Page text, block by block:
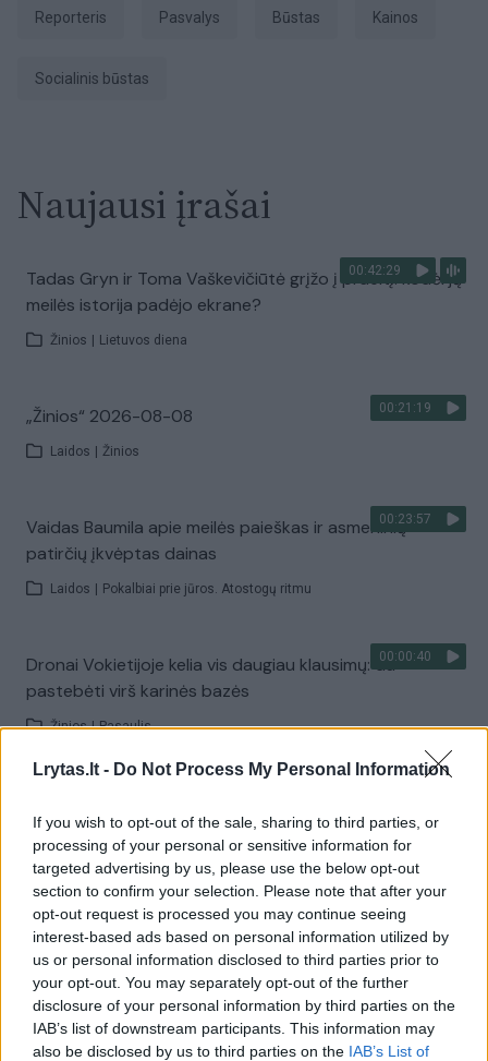
Lrytas.lt - Do Not Process My Personal Information
If you wish to opt-out of the sale, sharing to third parties, or
processing of your personal or sensitive information for
targeted advertising by us, please use the below opt-out
section to confirm your selection. Please note that after your
opt-out request is processed you may continue seeing
interest-based ads based on personal information utilized by
us or personal information disclosed to third parties prior to
your opt-out. You may separately opt-out of the further
disclosure of your personal information by third parties on the
IAB’s list of downstream participants. This information may
also be disclosed by us to third parties on the IAB’s List of
Reporteris Pasvalys Būstas Kainos
socialinis būstas
Naujausi įrašai
00:42:29
Tadas Gryn ir Toma Vaškevičiūtė grįžo į praeitį: kodėl jų
meilės istorija padėjo ekrane?
Žinios Lietuvos diena
00:21:19
„Žinios“ 2026-08-08
Laidos Žinios
00:23:57
Vaidas Baumila apie meilės paieškas ir asmeninių
patirčių įkvėptas dainas
Laidos Pokalbiai prie jūros. Atostogų ritmu
00:00:40
Dronai Vokietijoje kelia vis daugiau klausimų: du
pastebėti virš karinės bazės
Žinios | Pasaulis
Žiūrimiausi įrašai
00:00:30
Vaizdai iš tragiškos avarijos Vilniaus r.: dviejų moterų ir
vaiko gyvybių išgelbėti nepavyko
Žinios | Lietuvos diena